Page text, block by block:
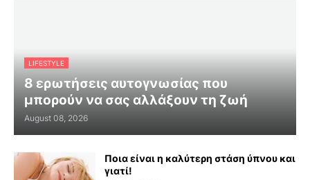
LIFESTYLE
8 ερωτήσεις αυτογνωσίας που
μπορούν να σας αλλάξουν τη ζωή
August 08, 2026
Ποια είναι η καλύτερη στάση ύπνου και
γιατί!